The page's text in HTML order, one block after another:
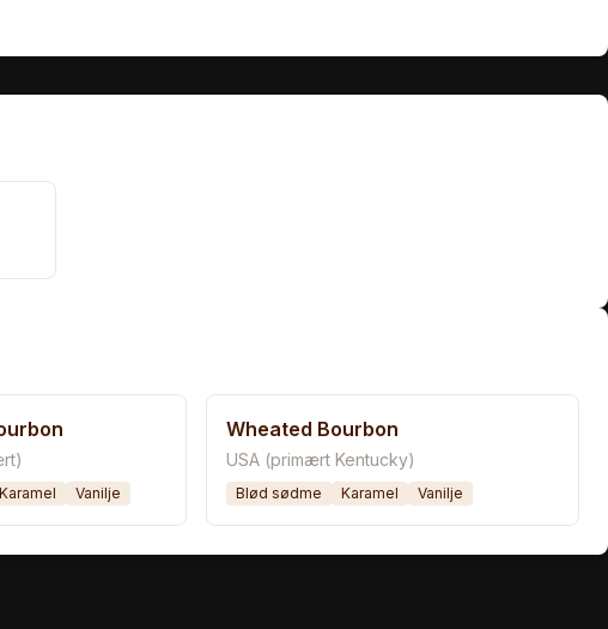
Karamel Vanilje
Wheated Bourbon
USA (primært Kentucky)
Blød sødme Karamel Vanilje